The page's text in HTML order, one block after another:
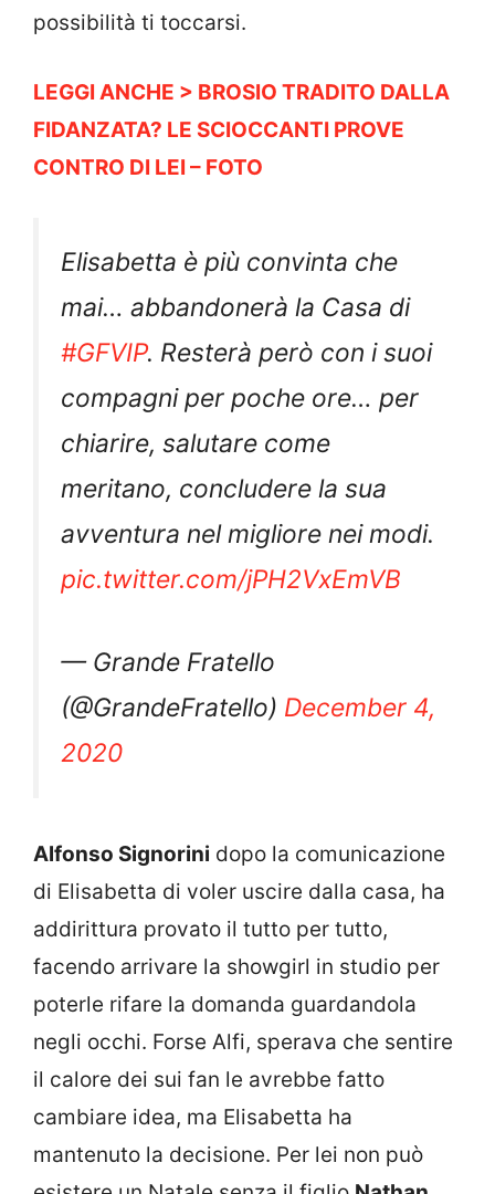
possibilità ti toccarsi.
LEGGI ANCHE > BROSIO TRADITO DALLA
FIDANZATA? LE SCIOCCANTI PROVE
CONTRO DI LEI – FOTO
Elisabetta è più convinta che
mai… abbandonerà la Casa di
#GFVIP. Resterà però con i suoi
compagni per poche ore… per
chiarire, salutare come
meritano, concludere la sua
avventura nel migliore nei modi.
pic.twitter.com/jPH2VxEmVB
— Grande Fratello
(@GrandeFratello) December 4,
2020
Alfonso Signorini dopo la comunicazione
di Elisabetta di voler uscire dalla casa, ha
addirittura provato il tutto per tutto,
facendo arrivare la showgirl in studio per
poterle rifare la domanda guardandola
negli occhi. Forse Alfi, sperava che sentire
il calore dei sui fan le avrebbe fatto
cambiare idea, ma Elisabetta ha
mantenuto la decisione. Per lei non può